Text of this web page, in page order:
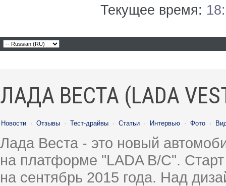
Текущее время:
ЛАДА ВЕСТА (LADA
Новости · Отзывы · Тест-драйвы · Статьи · Интервью · Фото ·
Лада Веста - это новый
на платформе "LADA B/C".
на сентябрь 2015 года. Над